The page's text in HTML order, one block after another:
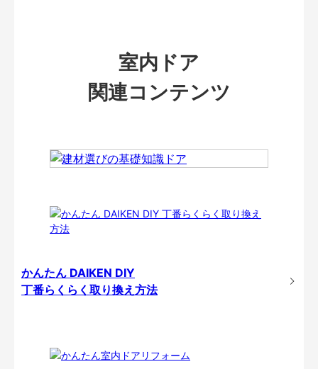
室内ドア
関連コンテンツ
かんたん DAIKEN DIY
丁番らくらく取り換え方法